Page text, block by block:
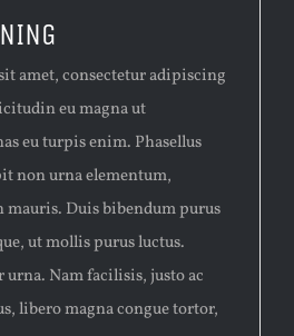
amet, consectetur adipiscing
eu magna ut
eu turpis enim. Phasellus
non urna elementum,
mauris. Duis bibendum purus
ut mollis purus luctus.
urna. Nam facilisis, justo ac
libero magna congue tortor,